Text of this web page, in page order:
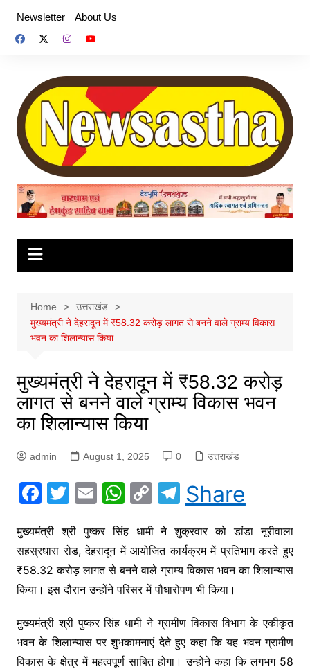
content
Newsletter About Us
Home
उत्तराखंड
मुख्यमंत्री ने देहरादून में ₹58.32 करोड़ लागत से बनने वाले ग्राम्य विकास
भवन का शिलान्यास किया
मुख्यमंत्री ने देहरादून में ₹58.32 करोड़
लागत से बनने वाले ग्राम्य विकास भवन
का शिलान्यास किया
admin August 1, 2025 0 उत्तराखंड
F
c
e
b
o
o
k
T
itt
er
E
ai
l
W
at
s
A
p
C
p
y
Li
k
T
el
e
gr
a
Share
मुख्यमंत्री श्री पुष्कर सिंह धामी ने शुक्रवार को डांडा नूरीवाला
सहस्रधारा रोड, देहरादून में आयोजित कार्यक्रम में प्रतिभाग करते हुए
₹58.32 करोड़ लागत से बनने वाले ग्राम्य विकास भवन का शिलान्यास
किया। इस दौरान उन्होंने परिसर में पौधारोपण भी किया।
मुख्यमंत्री श्री पुष्कर सिंह धामी ने ग्रामीण विकास विभाग के एकीकृत
भवन के शिलान्यास पर शुभकामनाएं देते हुए कहा कि यह भवन ग्रामीण
विकास के क्षेत्र में महत्वपूर्ण साबित होगा। उन्होंने कहा कि लगभग 58